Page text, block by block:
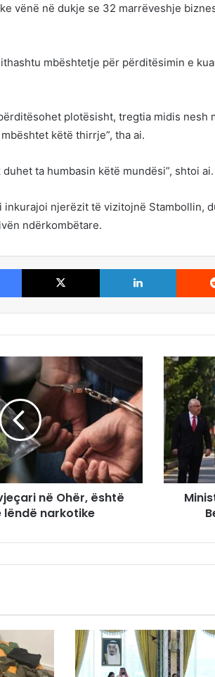
vënë në dukje se 32 marrëveshje
mbështetje për përditësimin e
plotësisht, tregtia midis nesh
këtë thirrje”, tha ai.
duhet ta humbasin këtë mundësi”, shtoi ai.
inkurajoi njerëzit të vizitojnë Stambollin,
ndërkombëtare.
Facebook X LinkedIn
në Ohër, është
lëndë narkotike